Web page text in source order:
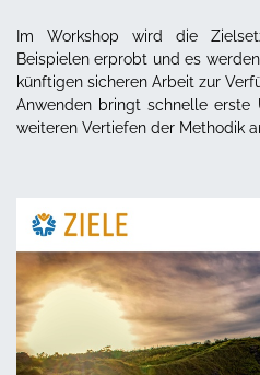
Im Workshop wird die
Beispielen erprobt und es
künftigen sicheren Arbeit zur
Anwenden bringt schnelle
weiteren Vertiefen der Methodik